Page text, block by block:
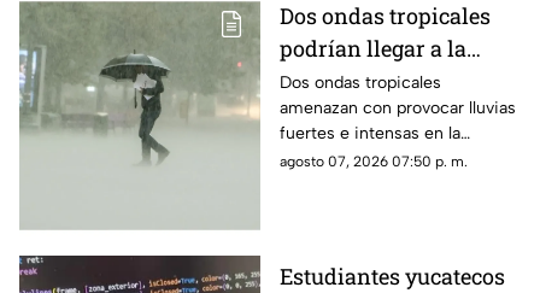
Dos ondas tropicales
podrían llegar a la
Península de Yucatán y
provocar varios días de
lluvias; esto se sabe
Dos ondas tropicales
amenazan con provocar lluvias
fuertes e intensas en la
Península de Yucatán, por lo
agosto 07, 2026 07:50 p. m.
Estudiantes yucatecos